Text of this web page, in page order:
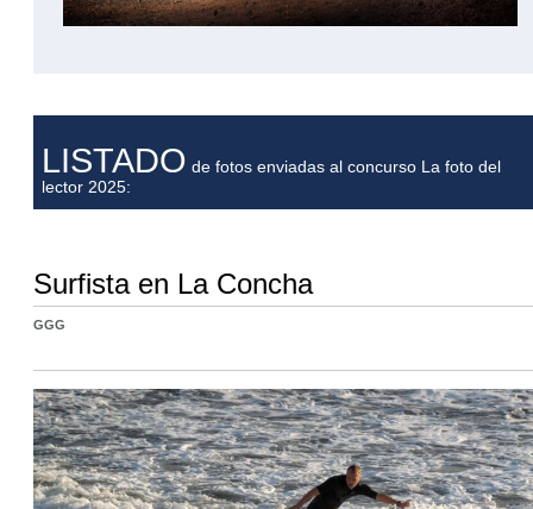
LISTADO de fotos enviadas al concurso La foto del
lector 2025:
Surfista en La Concha
GGG